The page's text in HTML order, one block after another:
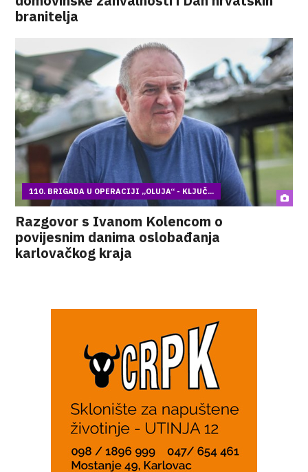
branitelja
110. BRIGADA U OPERACIJI „OLUJA“ - KLJUČ...
Razgovor s Ivanom Kolencom o
povijesnim danima oslobađanja
karlovačkog kraja